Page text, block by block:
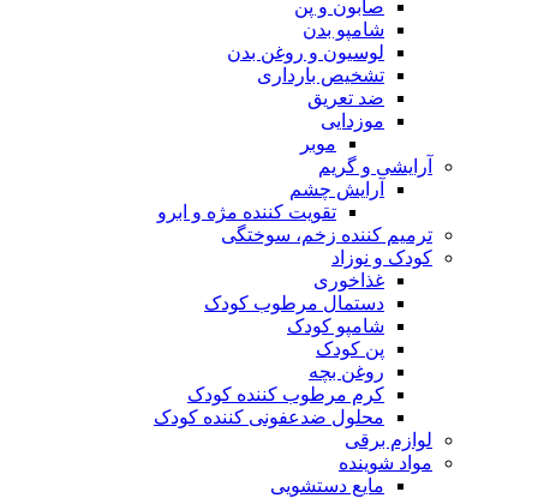
صابون و پن
شامپو بدن
لوسیون و روغن بدن
تشخیص بارداری
ضد تعریق
موزدایی
آرایشی و گریم
آرایش چشم
تقویت کننده مژه و ابرو
ترمیم کننده زخم، سوختگی
کودک و نوزاد
غذاخوری
دستمال مرطوب کودک
شامپو کودک
پن کودک
روغن بچه
کرم مرطوب کننده کودک
محلول ضدعفونی کننده کودک
لوازم برقی
مواد شوینده
مایع دستشویی